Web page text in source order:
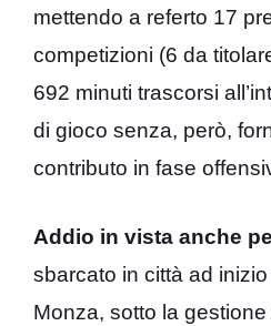
mettendo a referto 17
competizioni (6 da
692 minuti trascorsi
di gioco senza, però,
contributo in fase
Addio in vista anche
sbarcato in città ad inizio
Monza, sotto la